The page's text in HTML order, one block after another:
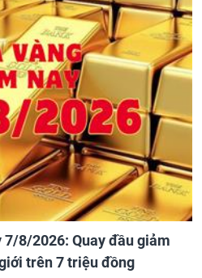
7/8/2026: Quay đầu giảm
trên 7 triệu đồng